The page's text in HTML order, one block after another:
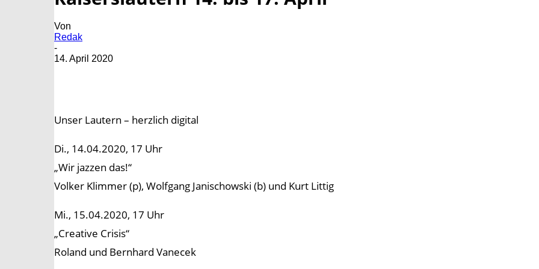
Von
Redak
-
14. April 2020
Unser Lautern – herzlich digital
Di., 14.04.2020, 17 Uhr
„Wir jazzen das!“
Volker Klimmer (p), Wolfgang Janischowski (b) und Kurt Littig
Mi., 15.04.2020, 17 Uhr
„Creative Crisis“
Roland und Bernhard Vanecek